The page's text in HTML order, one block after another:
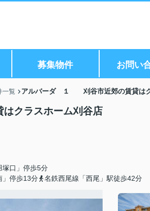
募集物件 お問い
一覧 アルバーダ １ 刈谷市近郊の賃貸はク
クラスホーム刈谷店
塚口」停歩5分
」停歩13分
名鉄西尾線「西尾」駅徒歩42分